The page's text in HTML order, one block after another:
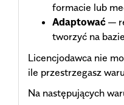
formacie lub
Adaptować —
tworzyć na
Licencjodawca nie
ile przestrzegasz
Na następujących